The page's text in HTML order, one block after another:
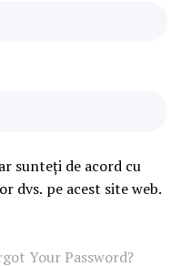
sunteți de acord cu
dvs. pe acest site web.
Your Password?